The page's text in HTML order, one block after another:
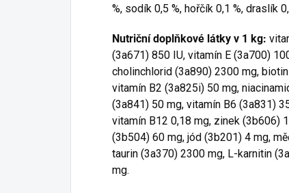
%, sodík 0,5 %, hořčík 0,1 %, draslík
Nutriční doplňkové látky v 1 kg:
(3a671) 850 IU, vitamín E (3a700)
cholinchlorid (3a890) 2300 mg,
vitamín B2 (3a825i) 50 mg,
(3a841) 50 mg, vitamín B6 (3a831)
vitamín B12 0,18 mg, zinek (3b606)
(3b504) 60 mg, jód (3b201) 4 mg,
taurin (3a370) 2300 mg, L-karnitin
mg.